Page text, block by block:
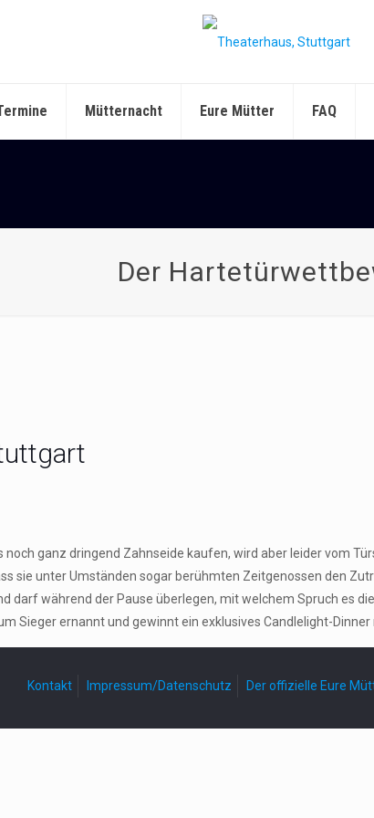
Mütternacht Eure Mütter FAQ
Der
ganz dringend Zahnseide kaufen, wird aber leider vom
sie unter Umständen sogar berühmten Zeitgenossen den
darf während der Pause überlegen, mit welchem Spruch es
Sieger ernannt und gewinnt ein exklusives Candlelight-
Kontakt Impressum/Datenschutz Der offizielle Eure